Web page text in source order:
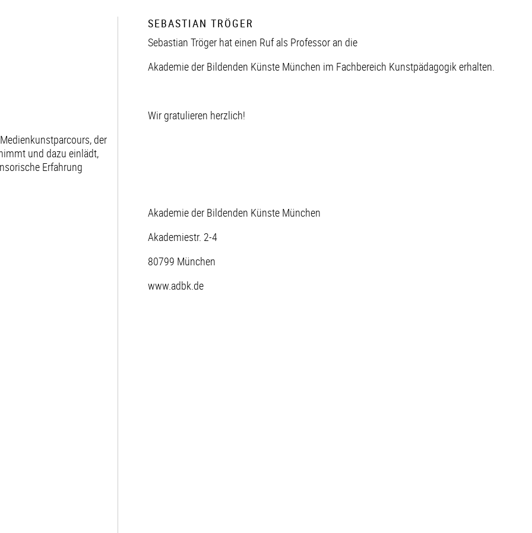
der
und dazu einlädt,
Erfahrung
SEBASTIAN TRÖGER
Sebastian Tröger hat einen Ruf als Professor an die
Akademie der Bildenden Künste München im Fachbereich Kunstpädagogik erhalten.
Wir gratulieren herzlich!
Akademie der Bildenden Künste München
Akademiestr. 2-4
80799 München
www.adbk.de